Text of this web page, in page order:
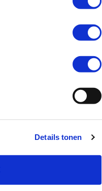
Details tonen